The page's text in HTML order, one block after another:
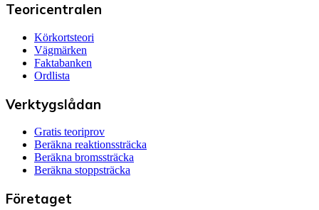
Teoricentralen
Körkortsteori
Vägmärken
Faktabanken
Ordlista
Verktygslådan
Gratis teoriprov
Beräkna reaktionssträcka
Beräkna bromssträcka
Beräkna stoppsträcka
Företaget